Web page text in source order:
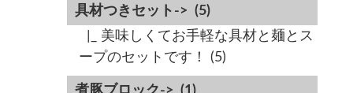
具材つきセット-> (5)
|_ 美味しくてお手軽な具材と麺とス
ープのセットです！
(5)
煮豚ブロック-> (1)